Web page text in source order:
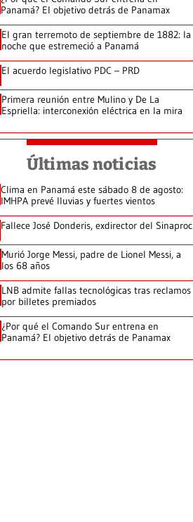
Panamá? El objetivo detrás de Panamax
El gran terremoto de septiembre de 1882: la
noche que estremeció a Panamá
El acuerdo legislativo PDC – PRD
Primera reunión entre Mulino y De La
Espriella: interconexión eléctrica en la mira
Últimas noticias
Clima en Panamá este sábado 8 de agosto:
IMHPA prevé lluvias y fuertes vientos
Fallece José Donderis, exdirector del Sinaproc
Murió Jorge Messi, padre de Lionel Messi, a
los 68 años
LNB admite fallas tecnológicas tras reclamos
por billetes premiados
¿Por qué el Comando Sur entrena en
Panamá? El objetivo detrás de Panamax